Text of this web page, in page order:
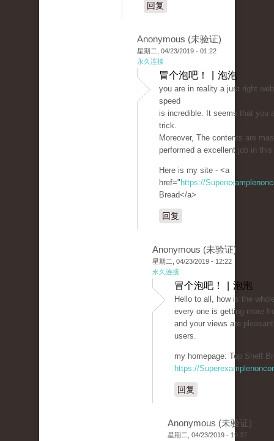
回复
Anonymous (未验证)
星期二, 04/23/2019 - 01:22
永久连接
冒个泡吧！ | 泡泡
you are in reality a just right
speed
is incredible. It seems that you
trick.
Moreover, The contents are
performed a excellent job in
Here is my site - <a
href=" https://
Bread</a>
回复
Anonymous (未验证)
星期二, 04/23/2019 - 12:22
永久连接
冒个泡吧！ | 泡泡
Hello to all, how is the
every one is getting more
and your views are
users.
my homepage: Top Shelf
https://
回复
Anonymous (未验证)
星期二, 04/23/2019 - 19:37